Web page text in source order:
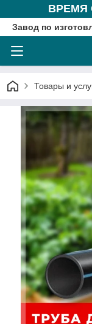
ВРЕМЯ
Завод по
Товары и